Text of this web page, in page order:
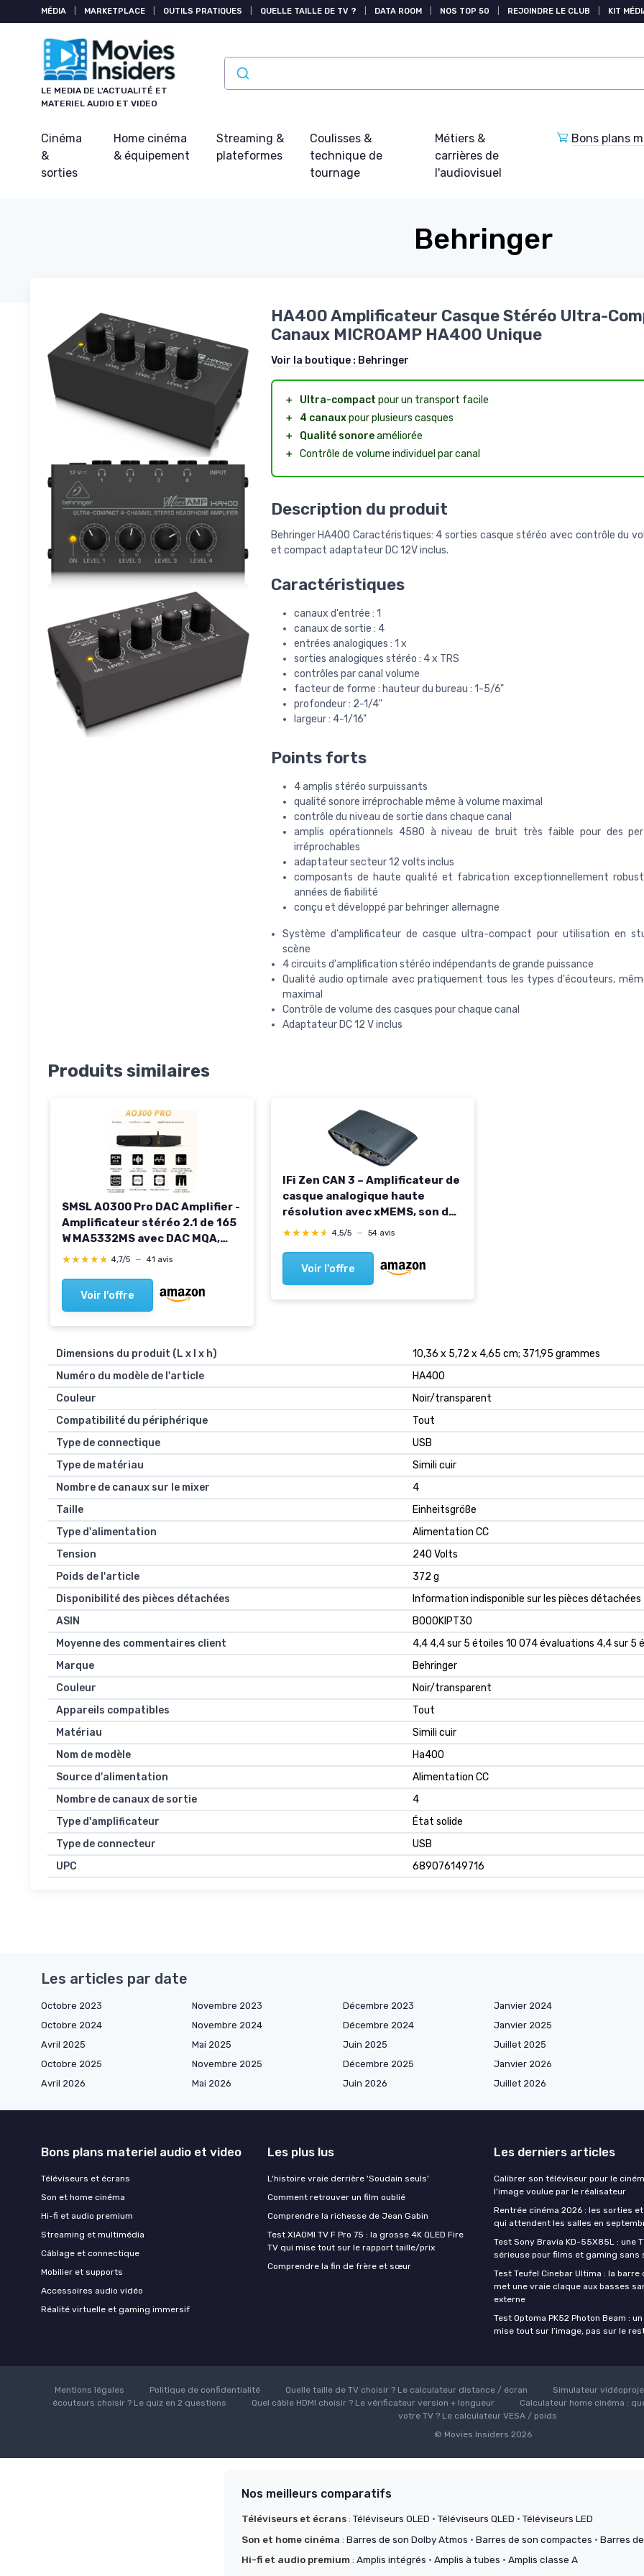
MÉDIA MARKETPLACE OUTILS PRATIQUES QUELLE TAILLE DE TV ? DATA ROOM NOS TOP 50 REJOINDRE LE CLUB KIT
LE MEDIA DE L'ACTUALITÉ ET
MATERIEL AUDIO ET VIDEO
Cinéma
&
sorties
Home cinéma
& équipement
Streaming &
plateformes
Coulisses &
technique de
tournage
Métiers &
carrières de
l'audiovisuel
Bons plans
Behringer
HA400 Amplificateur Casque Stéréo Ultra-
Canaux MICROAMP HA400 Unique
Voir la boutique : Behringer
＋ Ultra-compact pour un transport facile
＋
4 canauxpour plusieurs casques
＋
Qualité sonoreaméliorée
＋ Contrôle de volume individuel par canal
Description du produit
Behringer HA400 Caractéristiques: 4 sorties casque stéréo avec contrôle du
et compact adaptateur DC 12V inclus.
Caractéristiques
canaux d'entrée : 1
canaux de sortie : 4
entrées analogiques : 1 x
sorties analogiques stéréo : 4 x TRS
contrôles par canal volume
facteur de forme : hauteur du bureau : 1-5/6"
profondeur : 2-1/4"
largeur : 4-1/16"
Points forts
4 amplis stéréo surpuissants
qualité sonore irréprochable même à volume maximal
contrôle du niveau de sortie dans chaque canal
amplis opérationnels 4580 à niveau de bruit très faible pour des
irréprochables
adaptateur secteur 12 volts inclus
composants de haute qualité et fabrication exceptionnellement
années de fiabilité
conçu et développé par behringer allemagne
Système d'amplificateur de casque ultra-compact pour utilisation en
scène
4 circuits d'amplification stéréo indépendants de grande puissance
Qualité audio optimale avec pratiquement tous les types d'écouteurs,
maximal
Contrôle de volume des casques pour chaque canal
Adaptateur DC 12 V inclus
Produits similaires
SMSL AO300 Pro DAC Amplifier -
Amplificateur stéréo 2.1 de 165
W MA5332MS avec DAC MQA,
entrées USB/Coax/Opt/RCA -
mm/6,35 mm - Amplificateur
DAC, Noir
★★★★★
★★★★★ 4,7/5 — 41 avis
Voir l'offre
IFi Zen CAN 3 – Amplificateur de
casque analogique haute
résolution avec xMEMS, son de
qualité audiophile, modes EQ
équilibrées 4,4 mm et 6,35 mm
★★★★★
★★★★★ 4,5/5 — 54 avis
Voir l'offre
Dimensions du produit (L x l x h)
‎10,36 x 5,72 x 4,65 cm; 371,95 grammes
Numéro du modèle de l'article
‎HA400
Couleur
‎Noir/transparent
Compatibilité du périphérique
‎Tout
Type de connectique
‎USB
Type de matériau
‎Simili cuir
Nombre de canaux sur le mixer
‎4
Taille
‎Einheitsgröße
Type d'alimentation
‎Alimentation CC
Tension
‎240 Volts
Poids de l'article
‎372 g
Disponibilité des pièces détachées
‎Information indisponible sur les pièces détachées
ASIN
B000KIPT30
Moyenne des commentaires client
4,4 4,4 sur 5 étoiles 10 074 évaluations 4,4 sur 5
Marque
Behringer
Couleur
Noir/transparent
Appareils compatibles
Tout
Matériau
Simili cuir
Nom de modèle
Ha400
Source d'alimentation
Alimentation CC
Nombre de canaux de sortie
4
Type d'amplificateur
État solide
Type de connecteur
USB
UPC
689076149716
Les articles par date
Octobre 2023 Novembre 2023 Décembre 2023 Janvier 2024
Octobre 2024
Novembre 2024 Décembre 2024 Janvier 2025
Avril 2025
Mai 2025 Juin 2025 Juillet 2025
Octobre 2025
Novembre 2025 Décembre 2025 Janvier 2026
Avril 2026
Mai 2026 Juin 2026 Juillet 2026
Bons plans materiel audio et video
Téléviseurs et écrans
Son et home cinéma
Hi-fi et audio premium
Streaming et multimédia
Câblage et connectique
Mobilier et supports
Accessoires audio vidéo
Réalité virtuelle et gaming immersif
Les plus lus
L'histoire vraie derrière 'Soudain seuls'
Comment retrouver un film oublié
Comprendre la richesse de Jean Gabin
Test XIAOMI TV F Pro 75 : la grosse 4K QLED Fire
TV qui mise tout sur le rapport taille/prix
Comprendre la fin de frère et sœur
Les derniers articles
Calibrer son téléviseur pour le
l'image voulue par le réalisateur
Rentrée cinéma 2026 : les sorties
qui attendent les salles en
Test Sony Bravia KD-55X85L : une
sérieuse pour films et gaming sans
Test Teufel Cinebar Ultima : la barre
met une vraie claque aux basses
externe
Test Optoma PK52 Photon Beam :
mise tout sur l’image, pas sur le
Mentions légales Politique de confidentialité Quelle taille de TV choisir ? Le calculateur distance / écran Simulateur
écouteurs choisir ? Le quiz en 2 questions
Quel câble HDMI choisir ? Le vérificateur version + longueur Calculateur home cinéma :
votre TV ? Le calculateur VESA / poids
© Movies Insiders 2026
Nos meilleurs comparatifs
Téléviseurs et écrans:Téléviseurs OLED ·Téléviseurs QLED ·Téléviseurs LED
Son et home cinéma : Barres de son Dolby Atmos · Barres de son compactes · Barres
Hi-fi et audio premium: Amplis intégrés · Amplis à tubes · Amplis classe A
Panneau de gestion des cookies